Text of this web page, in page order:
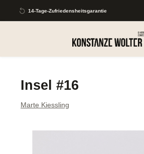
Zum Hauptinhalt springen
14-Tage-Zufriedensheitsgarantie
Insel #16
Marte Kiessling